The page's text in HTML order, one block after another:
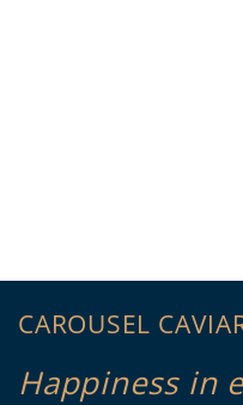
CAROUSEL
Happiness in